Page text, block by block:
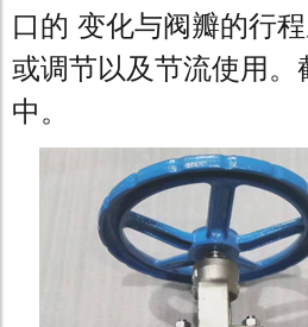
口的 变化与阀瓣的行
或调节以及节流使用
中。